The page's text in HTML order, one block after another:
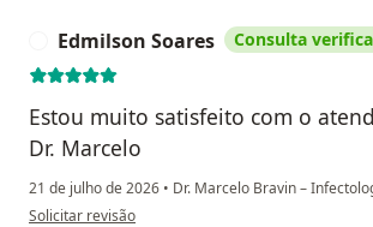
Edmilson Soares Consulta
Estou muito satisfeito com o
Dr. Marcelo
21 de julho de 2026 • Dr. Marcelo Bravin –
na opinião do utilizador Edmilson Soares
Solicitar revisão